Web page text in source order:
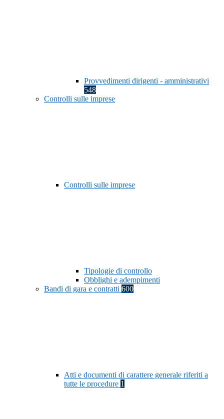
Provvedimenti dirigenti - amministrativi
548
Controlli sulle imprese
Controlli sulle imprese
Tipologie di controllo
Obblighi e adempimenti
Bandi di gara e contratti 600
Atti e documenti di carattere generale riferiti a
tutte le procedure 1